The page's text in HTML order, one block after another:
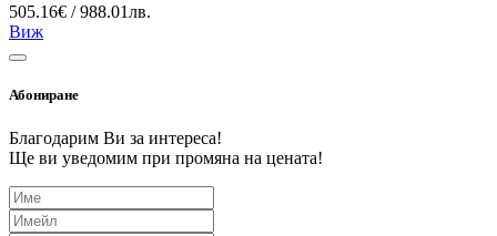
505.16€ / 988.01лв.
Виж
Абониране
Благодарим Ви за интереса!
Ще ви уведомим при промяна на цената!